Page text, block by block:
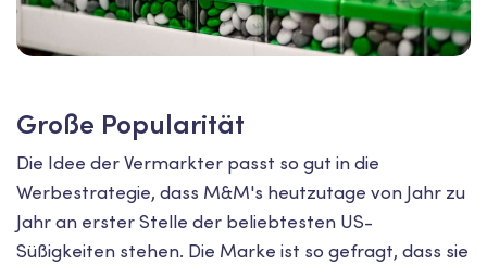
Große Popularität
Die Idee der Vermarkter passt so gut in die
Werbestrategie, dass M&M's heutzutage von Jahr zu
Jahr an erster Stelle der beliebtesten US-
Süßigkeiten stehen. Die Marke ist so gefragt, dass sie